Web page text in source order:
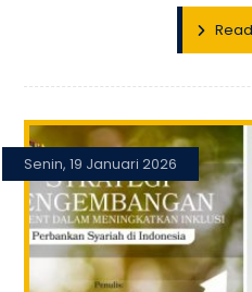
Senin, 19 Januari 2026